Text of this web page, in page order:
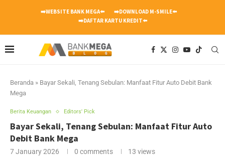
➡️WEBSITE BANK MEGA⬅️
➡️DOWNLOAD M-SMILE⬅️
➡️DAFTAR KARTU KREDIT⬅️
Beranda » Bayar Sekali, Tenang Sebulan: Manfaat Fitur Auto Debit Bank
Mega
Berita Keuangan Editors' Pick
Bayar Sekali, Tenang Sebulan: Manfaat Fitur Auto
Debit Bank Mega
7 January 2026 0 comments 13 views